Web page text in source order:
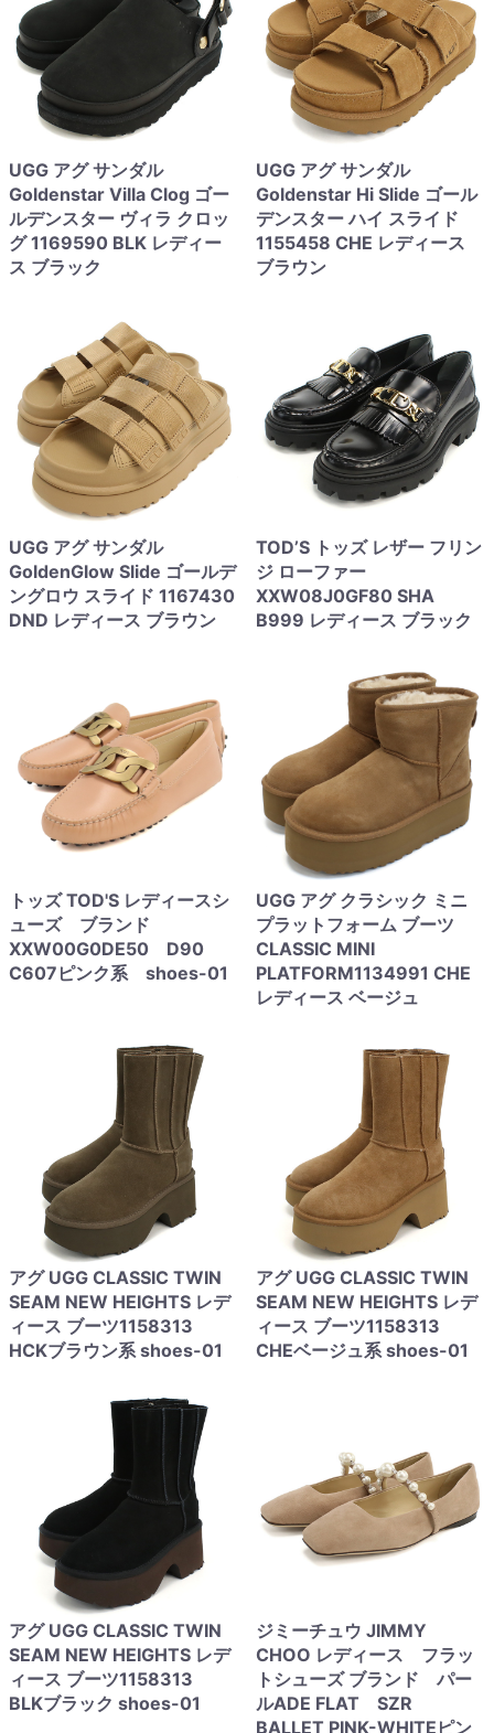
UGG アグ サンダル
Goldenstar Villa Clog ゴー
ルデンスター ヴィラ クロッ
グ 1169590 BLK レディー
ス ブラック
UGG アグ サンダル
Goldenstar Hi Slide ゴール
デンスター ハイ スライド
1155458 CHE レディース
ブラウン
UGG アグ サンダル
GoldenGlow Slide ゴールデ
ングロウ スライド 1167430
DND レディース ブラウン
TOD’S トッズ レザー フリン
ジ ローファー
XXW08J0GF80 SHA
B999 レディース ブラック
トッズ TOD'S レディースシ
ューズ ブランド
XXW00G0DE50 D90
C607ピンク系 shoes-01
UGG アグ クラシック ミニ
プラットフォーム ブーツ
CLASSIC MINI
PLATFORM1134991 CHE
レディース ベージュ
アグ UGG CLASSIC TWIN
SEAM NEW HEIGHTS レデ
ィース ブーツ1158313
HCKブラウン系 shoes-01
アグ UGG CLASSIC TWIN
SEAM NEW HEIGHTS レデ
ィース ブーツ1158313
CHEベージュ系 shoes-01
アグ UGG CLASSIC TWIN
SEAM NEW HEIGHTS レデ
ィース ブーツ1158313
BLKブラック shoes-01
ジミーチュウ JIMMY
CHOO レディース フラッ
トシューズ ブランド パー
ルADE FLAT SZR
BALLET PINK-WHITEピン